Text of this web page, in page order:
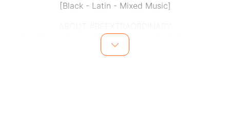
[Black - Latin - Mixed Music]
Für alle Liebhaber der Nacht bereichert der neue
Freitag Namens #beextraordinary nicht nur die